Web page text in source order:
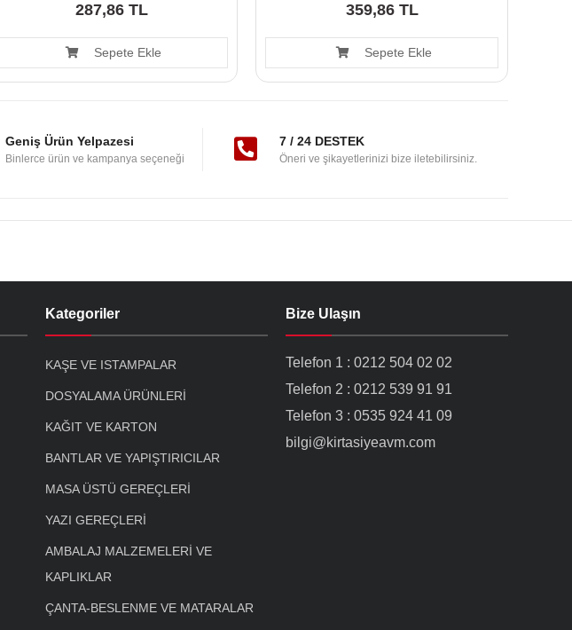
287,86 TL
Sepete Ekle
359,86 TL
Sepete Ekle
Geniş Ürün Yelpazesi
Binlerce ürün ve kampanya seçeneği
7 / 24 DESTEK
Öneri ve şikayetlerinizi bize iletebilirsiniz.
Kategoriler
KAŞE VE ISTAMPALAR
DOSYALAMA ÜRÜNLERİ
KAĞIT VE KARTON
BANTLAR VE YAPIŞTIRICILAR
MASA ÜSTÜ GEREÇLERİ
YAZI GEREÇLERİ
AMBALAJ MALZEMELERİ VE
KAPLIKLAR
ÇANTA-BESLENME VE MATARALAR
Bize Ulaşın
Telefon 1 : 0212 504 02 02
Telefon 2 : 0212 539 91 91
Telefon 3 : 0535 924 41 09
bilgi@kirtasiyeavm.com